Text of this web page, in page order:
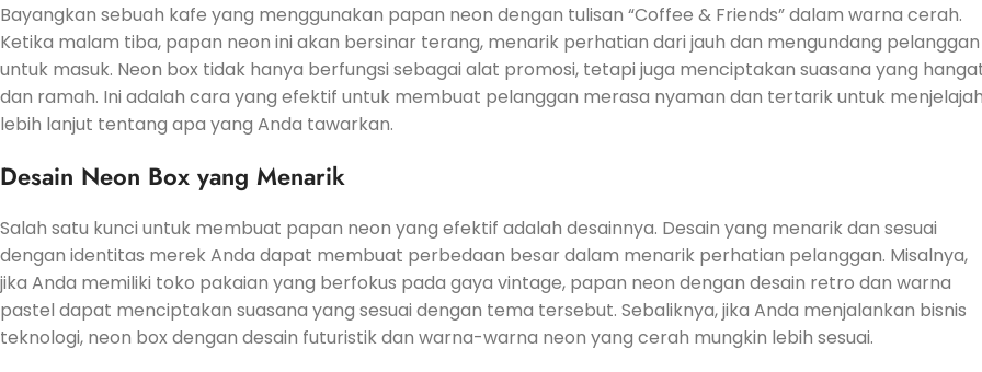
Bayangkan sebuah kafe yang menggunakan papan neon dengan tulisan “Coffee & Friends” dalam warna cerah.
Ketika malam tiba, papan neon ini akan bersinar terang, menarik perhatian dari jauh dan mengundang pelanggan
untuk masuk. Neon box tidak hanya berfungsi sebagai alat promosi, tetapi juga menciptakan suasana yang
dan ramah. Ini adalah cara yang efektif untuk membuat pelanggan merasa nyaman dan tertarik untuk
lebih lanjut tentang apa yang Anda tawarkan.
Desain Neon Box yang Menarik
Salah satu kunci untuk membuat papan neon yang efektif adalah desainnya. Desain yang menarik dan sesuai
dengan identitas merek Anda dapat membuat perbedaan besar dalam menarik perhatian pelanggan. Misalnya,
jika Anda memiliki toko pakaian yang berfokus pada gaya vintage, papan neon dengan desain retro dan warna
pastel dapat menciptakan suasana yang sesuai dengan tema tersebut. Sebaliknya, jika Anda menjalankan bisnis
teknologi, neon box dengan desain futuristik dan warna-warna neon yang cerah mungkin lebih sesuai.